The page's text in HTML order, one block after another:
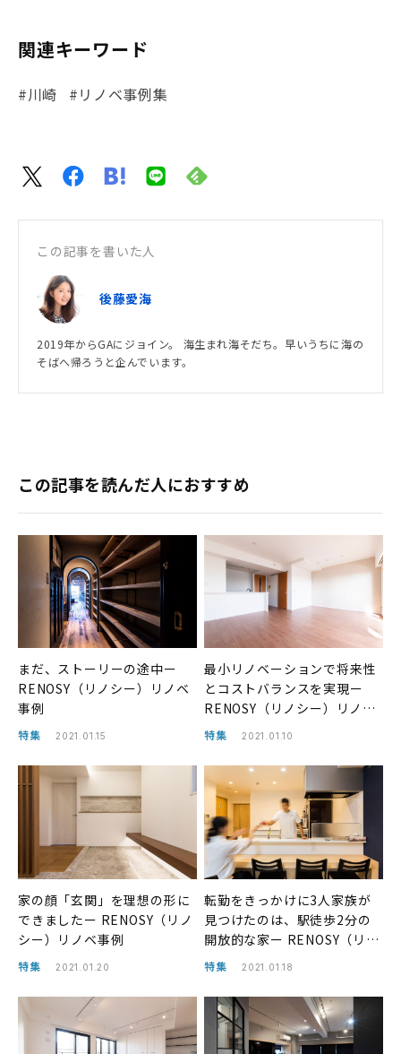
関連キーワード
#川崎 #リノベ事例集
この記事を書いた人
後藤愛海
2019年からGAにジョイン。 海生まれ海そだち。早いうちに海の
そばへ帰ろうと企んでいます。
この記事を読んだ人におすすめ
まだ、ストーリーの途中ー
RENOSY（リノシー）リノベ
事例
特集 2021.01.15
最小リノベーションで将来性
とコストバランスを実現ー
RENOSY（リノシー）リノベ
事例
特集 2021.01.10
家の顔「玄関」を理想の形に
できましたー RENOSY（リノ
シー）リノベ事例
特集 2021.01.20
転勤をきっかけに3人家族が
見つけたのは、駅徒歩2分の
開放的な家ー RENOSY（リノ
シー）リノベ事例
特集 2021.01.18